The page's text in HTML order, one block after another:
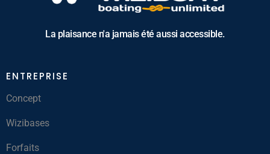
La plaisance n'a jamais été aussi accessible.
ENTREPRISE
Concept
Wizibases
Forfaits